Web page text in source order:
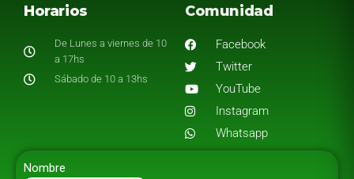
Horarios
De Lunes a viernes de 10
a 17hs
Sábado de 10 a 13hs
Comunidad
Facebook
Twitter
YouTube
Instagram
Whatsapp
Nombre